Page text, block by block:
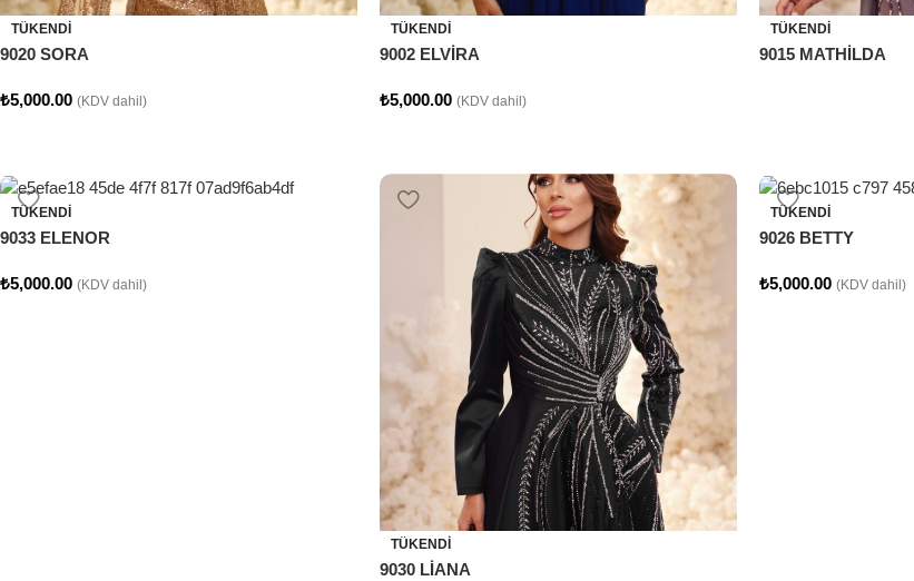
TÜKENDI
9020 SORA
₺5,000.00 (KDV dahil)
TÜKENDI
9002 ELVİRA
₺5,000.00 (KDV dahil)
TÜKENDI
9015 MATHİLDA
TÜKENDI
9033 ELENOR
₺5,000.00 (KDV dahil)
TÜKENDI
9030 LİANA
TÜKENDI
9026 BETTY
₺5,000.00 (KDV dahil)